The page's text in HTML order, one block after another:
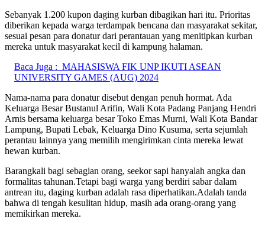
Sebanyak 1.200 kupon daging kurban dibagikan hari itu. Prioritas
diberikan kepada warga terdampak bencana dan masyarakat sekitar,
sesuai pesan para donatur dari perantauan yang menitipkan kurban
mereka untuk masyarakat kecil di kampung halaman.
Baca Juga : MAHASISWA FIK UNP IKUTI ASEAN
UNIVERSITY GAMES (AUG) 2024
Nama-nama para donatur disebut dengan penuh hormat. Ada
Keluarga Besar Bustanul Arifin, Wali Kota Padang Panjang Hendri
Arnis bersama keluarga besar Toko Emas Murni, Wali Kota Bandar
Lampung, Bupati Lebak, Keluarga Dino Kusuma, serta sejumlah
perantau lainnya yang memilih mengirimkan cinta mereka lewat
hewan kurban.
Barangkali bagi sebagian orang, seekor sapi hanyalah angka dan
formalitas tahunan.Tetapi bagi warga yang berdiri sabar dalam
antrean itu, daging kurban adalah rasa diperhatikan.Adalah tanda
bahwa di tengah kesulitan hidup, masih ada orang-orang yang
memikirkan mereka.